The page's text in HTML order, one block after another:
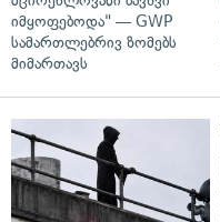
იმყოფებოდა" — GWP
სამართლებრივ ზომებს
მიმართავს